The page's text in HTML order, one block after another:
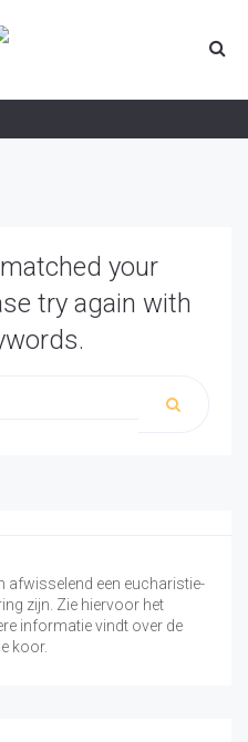
your
try again with
afwisselend een eucharistie-
zijn. Zie hiervoor het
informatie vindt over de
koor.